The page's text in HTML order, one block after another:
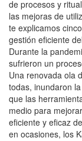
de procesos y
las mejoras de
te explicamos
gestión eficiente
Durante la
sufrieron un
Una renovada ola
todas, inundaron
que las
medio para
eficiente y eficaz
en ocasiones, los